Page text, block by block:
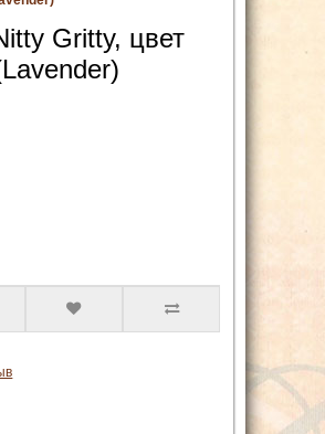
Gritty, цвет